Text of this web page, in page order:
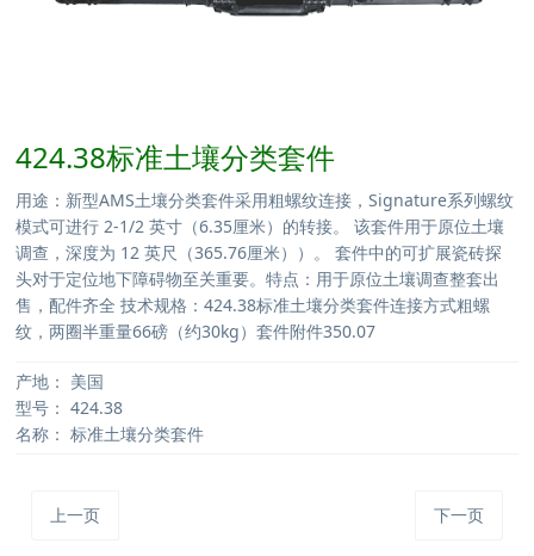
424.38标准土壤分类套件
用途：新型AMS土壤分类套件采用粗螺纹连接，Signature系列螺纹
模式可进行 2-1/2 英寸（6.35厘米）的转接。 该套件用于原位土壤
调查，深度为 12 英尺（365.76厘米））。 套件中的可扩展瓷砖探
头对于定位地下障碍物至关重要。特点：用于原位土壤调查整套出
售，配件齐全 技术规格：424.38标准土壤分类套件连接方式粗螺
纹，两圈半重量66磅（约30kg）套件附件350.07
产地： 美国
型号： 424.38
名称： 标准土壤分类套件
上一页 下一页